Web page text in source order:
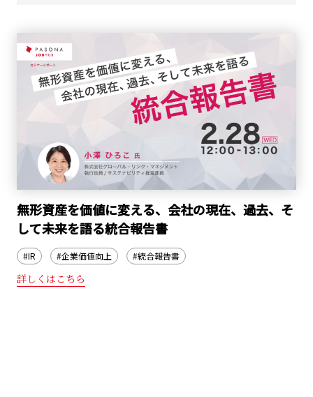
無形資産を価値に変える、会社の現在、過去、そ
して未来を語る統合報告書
#IR #企業価値向上 #統合報告書
詳しくはこちら